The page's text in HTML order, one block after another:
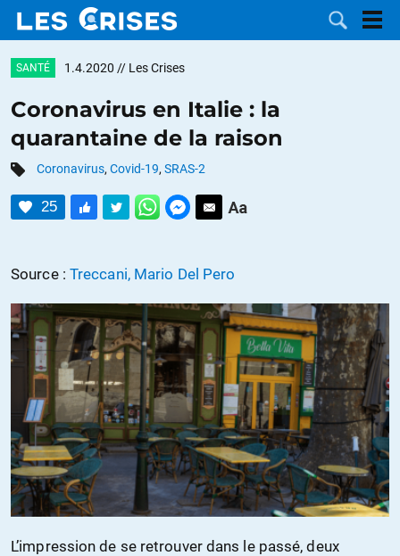
LES
DOSSIERS
CATÉGORIES
CONTACTER
FAIRE UN
SANTÉ 1.4.2020 // Les Crises
Coronavirus en Italie : la
quarantaine de la raison
Coronavirus, Covid-19, SRAS-2
25
Source : Treccani, Mario Del Pero
L’impression de se retrouver dans le passé, deux